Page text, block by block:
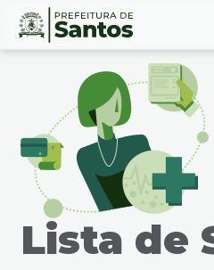
Ir
Conteúdo
Lista de